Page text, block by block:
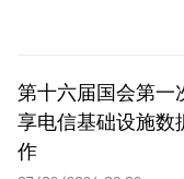
第十六届国会第一
享电信基础设施数
作